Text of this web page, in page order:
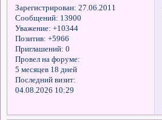
Зарегистрирован: 27.06.2011
Сообщений: 13900
Уважение: +10344
Позитив: +5966
Приглашений: 0
Провел на форуме:
5 месяцев 18 дней
Последний визит:
04.08.2026 10:29